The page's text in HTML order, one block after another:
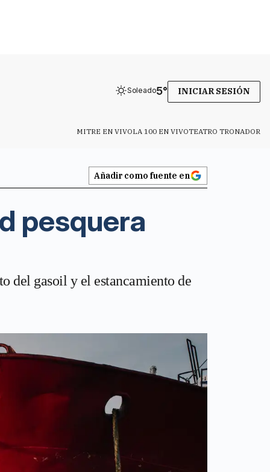
Soleado5° INICIAR SESIÓN
MITRE EN VIVOLA 100 EN VIVOTEATRO TRONADOR
Añadir como fuente en
pesquera
del gasoil y el estancamiento de